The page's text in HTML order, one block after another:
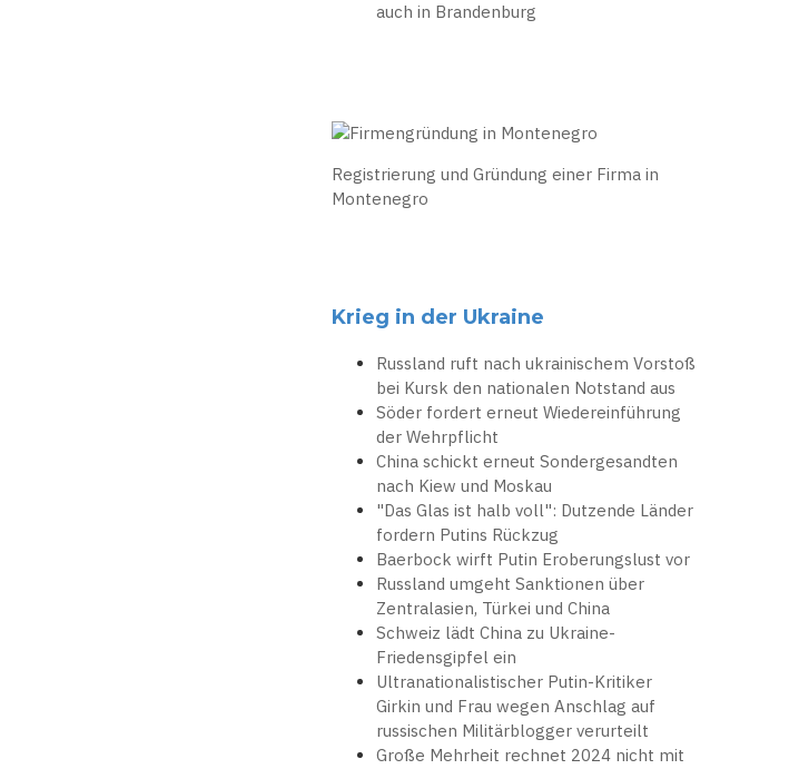
auch in Brandenburg
Registrierung und Gründung einer Firma in
Montenegro
Krieg in der Ukraine
Russland ruft nach ukrainischem Vorstoß
bei Kursk den nationalen Notstand aus
Söder fordert erneut Wiedereinführung
der Wehrpflicht
China schickt erneut Sondergesandten
nach Kiew und Moskau
"Das Glas ist halb voll": Dutzende Länder
fordern Putins Rückzug
Baerbock wirft Putin Eroberungslust vor
Russland umgeht Sanktionen über
Zentralasien, Türkei und China
Schweiz lädt China zu Ukraine-
Friedensgipfel ein
Ultranationalistischer Putin-Kritiker
Girkin und Frau wegen Anschlag auf
russischen Militärblogger verurteilt
Große Mehrheit rechnet 2024 nicht mit